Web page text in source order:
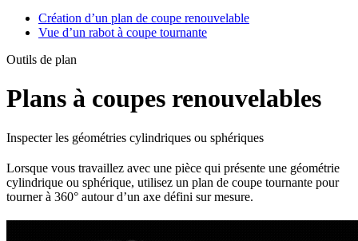
Création d’un plan de coupe renouvelable
Vue d’un rabot à coupe tournante
Outils de plan
Plans à coupes renouvelables
Inspecter les géométries cylindriques ou sphériques
Lorsque vous travaillez avec une pièce qui présente une géométrie
cylindrique ou sphérique, utilisez un plan de coupe tournante pour
tourner à 360° autour d’un axe défini sur mesure.